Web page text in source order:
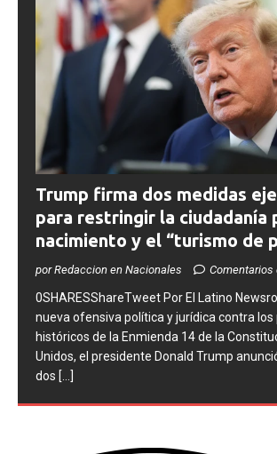
Trump firma dos medidas
para restringir la ciudadanía
nacimiento y el “turismo de
0SHARESShareTweet ​Por El Latino
nueva ofensiva política y jurídica contra los
históricos de la Enmienda 14 de la
Unidos, el presidente Donald Trump
[...]